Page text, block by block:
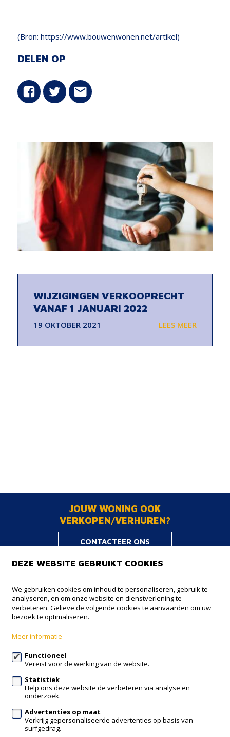
(Bron: https://www.bouwenwonen.net/artikel)
DELEN OP
WIJZIGINGEN VERKOOPRECHT
VANAF 1 JANUARI 2022
19 OKTOBER 2021 LEES MEER
JOUW WONING OOK
VERKOPEN/VERHUREN?
CONTACTEER ONS
NOBIS+
Onze Lieve Vrouwstraat 18
3050 Oud-Heverlee
info@nobisplus.be
Volg ons op:
Te koop Nieuwbouw
DEZE WEBSITE GEBRUIKT COOKIES
We gebruiken cookies om inhoud te personaliseren, gebruik te
analyseren, en om onze website en dienstverlening te
verbeteren. Gelieve de volgende cookies te aanvaarden om uw
bezoek te optimaliseren.
Meer informatie
Functioneel
Vereist voor de werking van de website.
Statistiek
Help ons deze website de verbeteren via analyse en
onderzoek.
Advertenties op maat
Verkrijg gepersonaliseerde advertenties op basis van
surfgedrag.